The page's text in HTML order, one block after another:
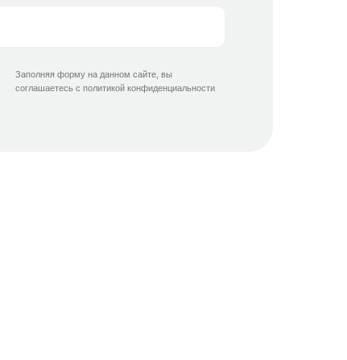
Заполняя форму на данном сайте, вы
соглашаетесь с политикой конфиденциальности